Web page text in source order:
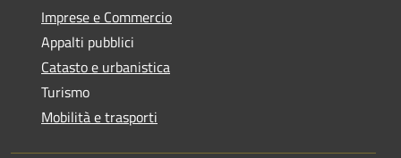
Imprese e Commercio
Appalti pubblici
Catasto e urbanistica
Turismo
Mobilità e trasporti